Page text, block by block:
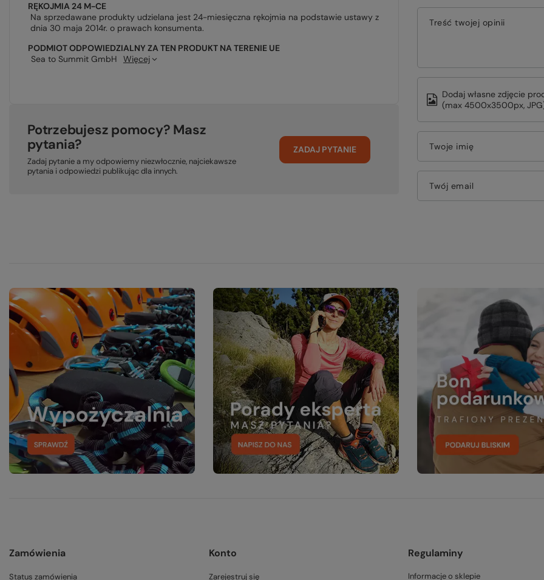
RĘKOJMIA 24 M-CE
Na sprzedawane produkty udzielana jest 24-miesięczna rękojmia na podstawie ustawy z
dnia 30 maja 2014r. o prawach konsumenta.
PODMIOT ODPOWIEDZIALNY ZA TEN PRODUKT NA TERENIE UE
Sea to Summit GmbH
Więcej
Potrzebujesz pomocy? Masz
pytania?
Zadaj pytanie a my odpowiemy niezwłocznie, najciekawsze
pytania i odpowiedzi publikując dla innych.
ZADAJ PYTANIE
Treść twojej opinii
Dodaj własne zdjęcie
(max 4500x3500px,
Twoje imię
Twój email
Zamówienia
Status zamówienia
Konto
Zarejestruj się
Regulaminy
Informacje o sklepie